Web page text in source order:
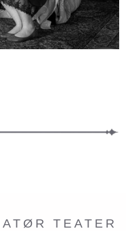
TEATER